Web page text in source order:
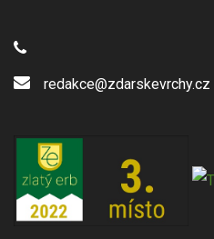
redakce@zdarskevrchy.cz